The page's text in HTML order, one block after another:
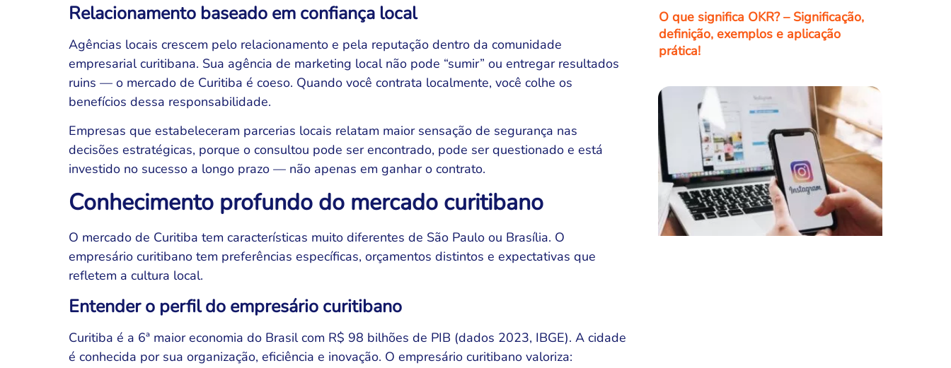
Relacionamento baseado em confiança local
Agências locais crescem pelo relacionamento e pela reputação dentro da comunidade
empresarial curitibana. Sua agência de marketing local não pode “sumir” ou entregar resultados
ruins — o mercado de Curitiba é coeso. Quando você contrata localmente, você colhe os
benefícios dessa responsabilidade.
Empresas que estabeleceram parcerias locais relatam maior sensação de segurança nas
decisões estratégicas, porque o consultou pode ser encontrado, pode ser questionado e está
investido no sucesso a longo prazo — não apenas em ganhar o contrato.
Conhecimento profundo do mercado curitibano
O mercado de Curitiba tem características muito diferentes de São Paulo ou Brasília. O
empresário curitibano tem preferências específicas, orçamentos distintos e expectativas que
refletem a cultura local.
Entender o perfil do empresário curitibano
Curitiba é a 6ª maior economia do Brasil com R$ 98 bilhões de PIB (dados 2023, IBGE). A cidade
é conhecida por sua organização, eficiência e inovação. O empresário curitibano valoriza:
O que significa OKR? – Significação,
definição, exemplos e aplicação
prática!